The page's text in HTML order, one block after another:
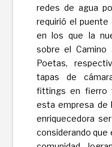
redes de agua
requirió el
en los que la
sobre el Camino
Poetas,
tapas de
fittings en fierro
esta empresa de
enriquecedora
considerando